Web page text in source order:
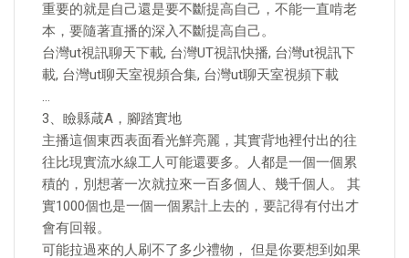
重要的就是自己還是要不斷提高自己，不能一直啃老
本，要隨著直播的深入不斷提高自己。
台灣ut視訊聊天下載, 台灣UT視訊快播, 台灣ut視訊下
載, 台灣ut聊天室視頻合集, 台灣ut聊天室視頻下載
…
3、瞼縣葴A，腳踏實地
主播這個東西表面看光鮮亮麗，其實背地裡付出的往
往比現實流水線工人可能還要多。人都是一個一個累
積的，別想著一次就拉來一百多個人、幾千個人。 其
實1000個也是一個一個累計上去的，要記得有付出才
會有回報。
可能拉過來的人刷不了多少禮物， 但是你要想到如果